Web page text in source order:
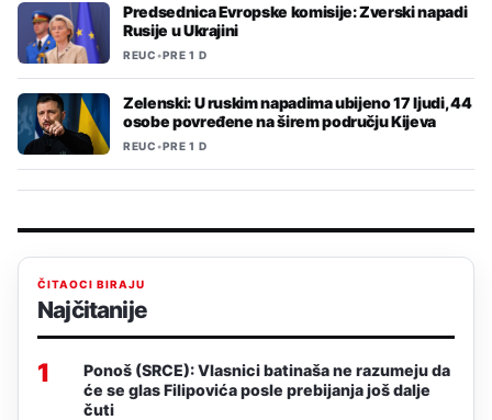
Predsednica Evropske komisije: Zverski napadi
Rusije u Ukrajini
REUC•PRE 1 D
Zelenski: U ruskim napadima ubijeno 17 ljudi, 44
osobe povređene na širem području Kijeva
REUC•PRE 1 D
ČITAOCI BIRAJU
Najčitanije
1
Ponoš (SRCE): Vlasnici batinaša ne razumeju da
će se glas Filipovića posle prebijanja još dalje
čuti